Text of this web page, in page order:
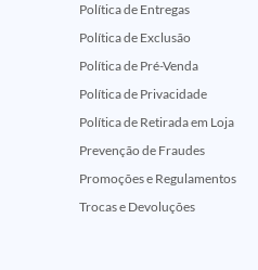
Política de Entregas
Política de Exclusão
Política de Pré-Venda
Política de Privacidade
Política de Retirada em Loja
Prevenção de Fraudes
Promoções e Regulamentos
Trocas e Devoluções